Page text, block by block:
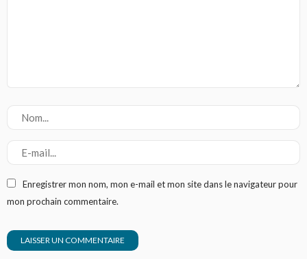
Enregistrer mon nom, mon e-mail et mon site dans le navigateur pour
mon prochain commentaire.